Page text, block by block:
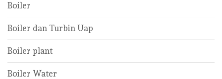
Boiler
Boiler dan Turbin Uap
Boiler plant
Boiler Water